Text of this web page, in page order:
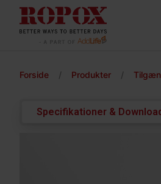
Forside / Produkter /
Specifikationer &